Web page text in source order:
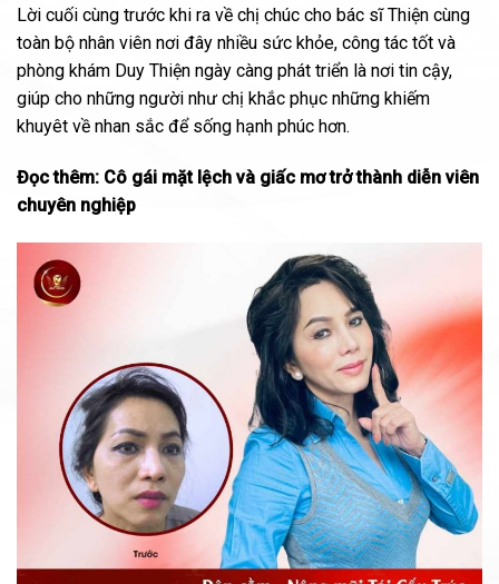
Lời cuối cùng trước khi ra về chị chúc cho bác sĩ Thiện cùng
toàn bộ nhân viên nơi đây nhiều sức khỏe, công tác tốt và
phòng khám Duy Thiện ngày càng phát triển là nơi tin cậy,
giúp cho những người như chị khắc phục những khiếm
khuyêt về nhan sắc để sống hạnh phúc hơn.
Đọc thêm: Cô gái mặt lệch và giấc mơ trở thành diễn viên
chuyên nghiệp